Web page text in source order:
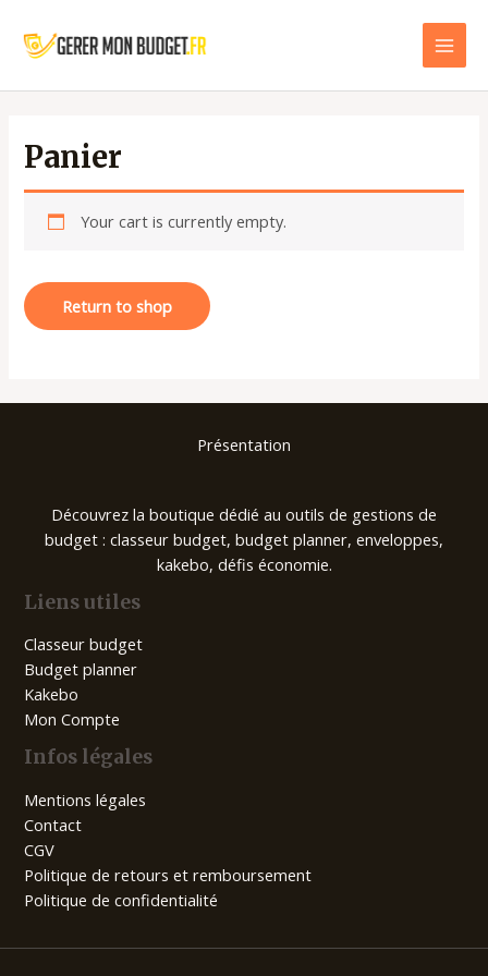
contenu
Main
Panier
Your cart is currently empty.
Return to shop
Présentation
Découvrez la boutique dédié au outils de gestions de
budget : classeur budget, budget planner, enveloppes,
kakebo, défis économie.
Liens utiles
Classeur budget
Budget planner
Kakebo
Mon Compte
Infos légales
Mentions légales
Contact
CGV
Politique de retours et remboursement
Politique de confidentialité